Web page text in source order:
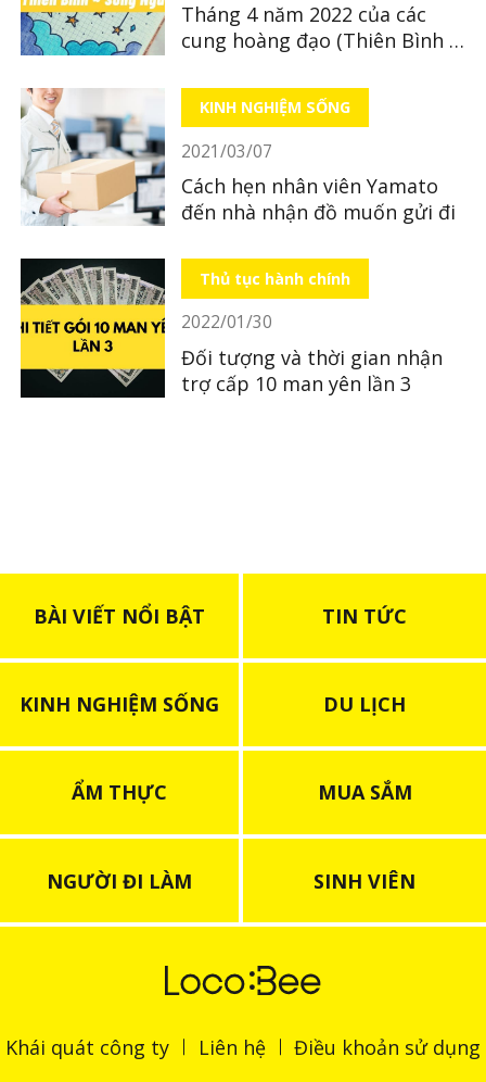
Tháng 4 năm 2022 của các
cung hoàng đạo (Thiên Bình ~
KINH NGHIỆM SỐNG
2021/03/07
Cách hẹn nhân viên Yamato
đến nhà nhận đồ muốn gửi đi
Thủ tục hành chính
2022/01/30
Đối tượng và thời gian nhận
trợ cấp 10 man yên lần 3
BÀI VIẾT NỔI BẬT TIN TỨC
KINH NGHIỆM SỐNG DU LỊCH
ẨM THỰC MUA SẮM
NGƯỜI ĐI LÀM SINH VIÊN
Khái quát công ty Liên hệ Điều khoản sử dụng